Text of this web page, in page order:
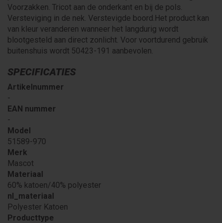
Voorzakken. Tricot aan de onderkant en bij de pols.
Versteviging in de nek. Verstevigde boord.Het product kan
van kleur veranderen wanneer het langdurig wordt
blootgesteld aan direct zonlicht. Voor voortdurend gebruik
buitenshuis wordt 50423-191 aanbevolen.
SPECIFICATIES
Artikelnummer
-
EAN nummer
-
Model
51589-970
Merk
Mascot
Materiaal
60% katoen/40% polyester
nl_materiaal
Polyester Katoen
Producttype